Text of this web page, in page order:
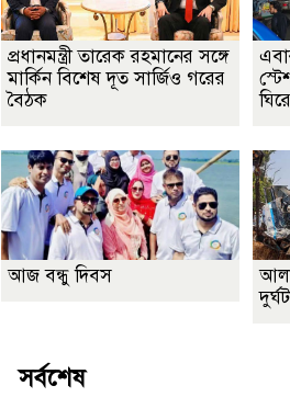
প্রধানমন্ত্রী তারেক রহমানের সঙ্গে
মার্কিন বিশেষ দূত সার্জিও গরের
বৈঠক
আজ বন্ধু দিবস
সর্বশেষ